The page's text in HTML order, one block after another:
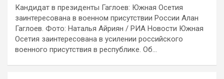
Кандидат в президенты Гаглоев: Южная Осетия
заинтересована в военном присутствии России Алан
Гаглоев. Фото: Наталья Айриян / РИА Новости Южная
Осетия заинтересована в усилении российского
военного присутствия в республике. Об…